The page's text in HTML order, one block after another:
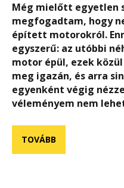
Még mielőtt egyetlen
megfogadtam, hogy
épített motorokról.
egyszerű: az utóbbi
motor épül, ezek
meg igazán, és arra
egyenként végig
véleményem nem
TOVÁBB